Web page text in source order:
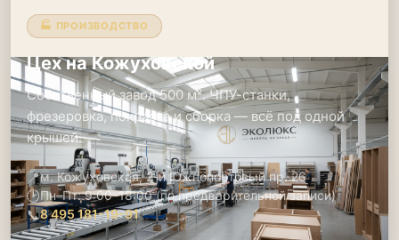
🏭 ПРОИЗВОДСТВО
Цех на Кожуховской
Собственный завод 500 м². ЧПУ-станки,
фрезеровка, покраска и сборка — всё под одной
крышей.
📍м. Кожуховская, 2-й Южнопортовый пр. 26
🕑Пн–Пт: 9:00–18:00 (по предварительной записи)
📞8 495 181-19-91